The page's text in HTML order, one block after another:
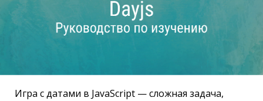
Игра с датами в JavaScript — сложная задача,